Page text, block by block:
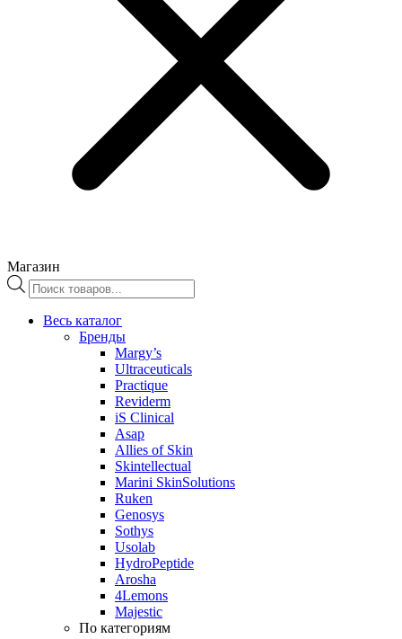
Магазин
Поиск
товаров
Весь каталог
Бренды
Margy’s
Ultraceuticals
Practique
Reviderm
iS Clinical
Asap
Allies of Skin
Skintellectual
Marini SkinSolutions
Ruken
Genosys
Sothys
Usolab
HydroPeptide
Arosha
4Lemons
Majestic
По категориям